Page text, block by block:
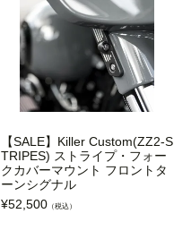
【SALE】Killer Custom(ZZ2-S
TRIPES) ストライプ・フォー
クカバーマウント フロントタ
ーンシグナル
¥52,500 （税込）